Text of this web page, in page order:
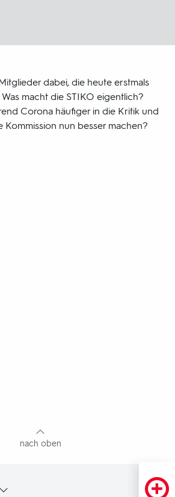
dabei, die heute erstmals
macht die STIKO eigentlich?
Corona häufiger in die Kritik und
Kommission nun besser machen?
nach oben